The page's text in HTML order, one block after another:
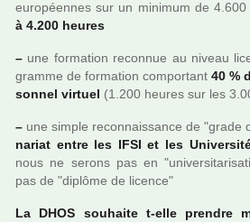
euro­péen­nes sur un mini­mum de
à 4.200 heures
– une for­ma­tion reconnue au niveau
gramme de for­ma­tion com­por­tant 40 %
son­nel vir­tuel (1.200 heures sur les
– une simple reconnais­sance de "grade
na­riat entre les IFSI et les
nous ne serons pas en
pas de "diplôme de licence"
La DHOS sou­haite t-elle pren­dre